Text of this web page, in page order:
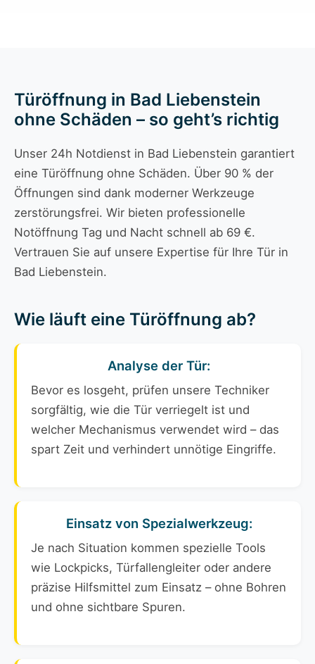
Türöffnung in Bad Liebenstein
ohne Schäden – so geht’s richtig
Unser 24h Notdienst in Bad Liebenstein garantiert
eine Türöffnung ohne Schäden. Über 90 % der
Öffnungen sind dank moderner Werkzeuge
zerstörungsfrei. Wir bieten professionelle
Notöffnung Tag und Nacht schnell ab 69 €.
Vertrauen Sie auf unsere Expertise für Ihre Tür in
Bad Liebenstein.
Wie läuft eine Türöffnung ab?
Analyse der Tür:
Bevor es losgeht, prüfen unsere Techniker
sorgfältig, wie die Tür verriegelt ist und
welcher Mechanismus verwendet wird – das
spart Zeit und verhindert unnötige Eingriffe.
Einsatz von Spezialwerkzeug:
Je nach Situation kommen spezielle Tools
wie Lockpicks, Türfallengleiter oder andere
präzise Hilfsmittel zum Einsatz – ohne Bohren
und ohne sichtbare Spuren.